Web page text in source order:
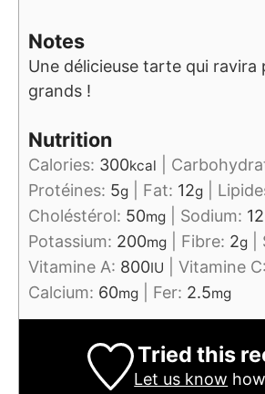
Notes
Une délicieuse tarte qui ravira
grands !
Nutrition
Calories: 300kcal
Protéines: 5g Fat: 12g
Choléstérol: 50mg Sodium:
Potassium: 200mg Fibre: 2g
Vitamine A: 800IU Vitamine C:
Calcium: 60mg Fer: 2.5mg
Tried this
Let us know